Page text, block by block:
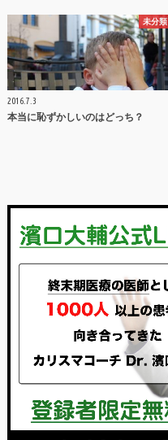
未分類
2016.7.3
本当に恥ずかしいのはどっち？